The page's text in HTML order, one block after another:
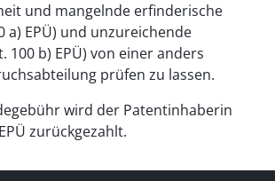
und mangelnde erfinderische
a) EPÜ) und unzureichende
100 b) EPÜ) von einer anders
prüfen zu lassen.
wird der Patentinhaberin
zurückgezahlt.